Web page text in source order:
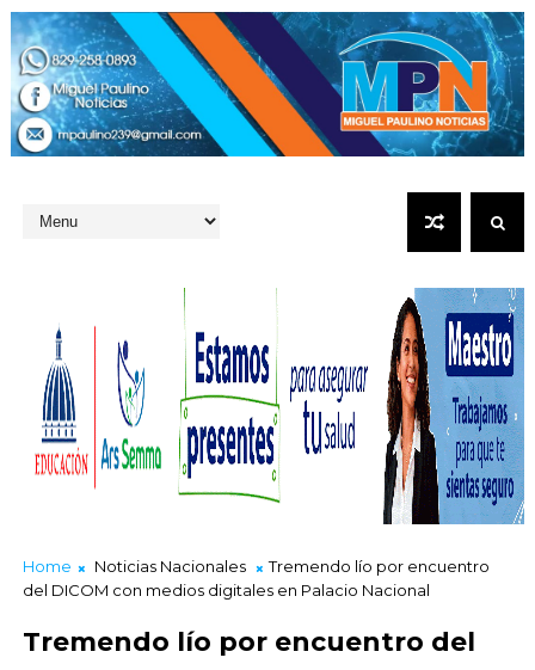
Home Noticias Nacionales
‪Tremendo lío por encuentro
del DICOM con medios digitales en Palacio Nacional ‬
‪Tremendo lío por encuentro del